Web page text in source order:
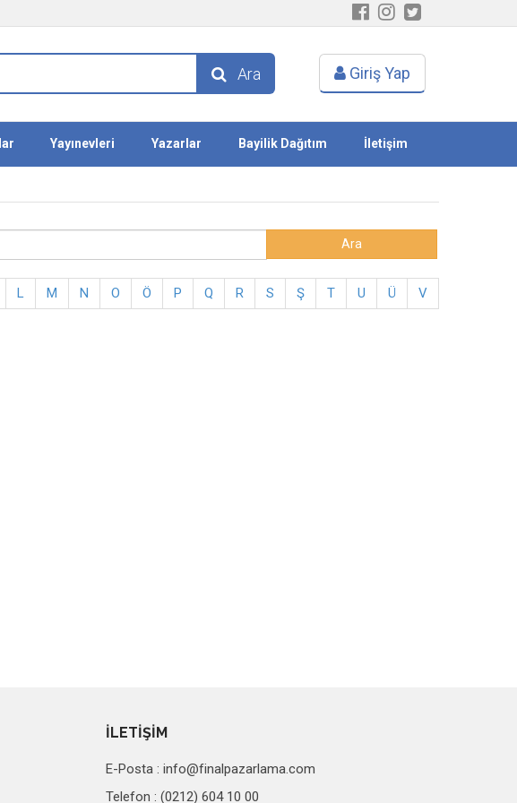
Ara Giriş Yap
Yayınevleri Yazarlar Bayilik Dağıtım İletişim
L M N O Ö P Q R S Ş T U Ü
V
İLETİŞİM
E-Posta :info@finalpazarlama.com
Telefon : (0212) 604 10 00